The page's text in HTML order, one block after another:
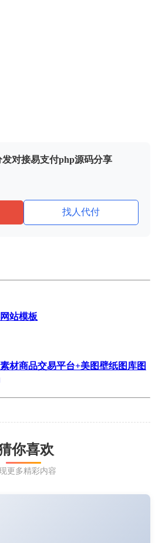
对接易支付php源码分享
找人代付
站模板
材商品交易平台+美图壁纸图库图
你喜欢
更多精彩内容